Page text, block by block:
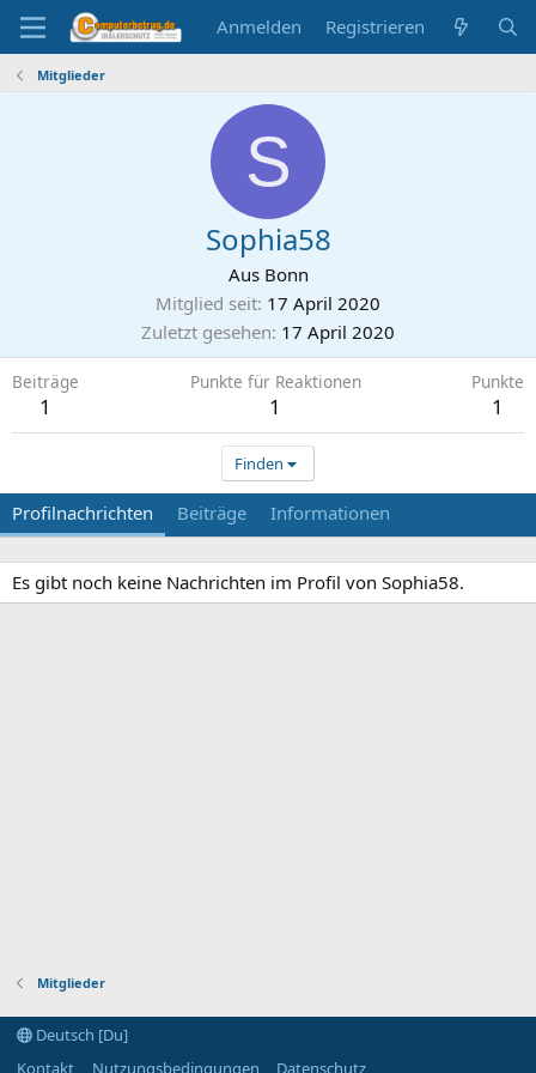
Anmelden Registrieren
Mitglieder
S
Sophia58
Aus Bonn
Mitglied seit 17 April 2020
Zuletzt gesehen 17 April 2020
Beiträge
1
Punkte für Reaktionen
1
Punkte
1
Finden
Profilnachrichten Beiträge Informationen
Es gibt noch keine Nachrichten im Profil von Sophia58.
Mitglieder
Deutsch [Du]
Kontakt
Nutzungsbedingungen Datenschutz